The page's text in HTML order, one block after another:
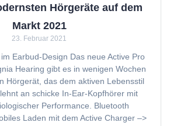
Hörgeräte auf dem
Markt 2021
23. Februar 2021
Earbud-Design Das neue Active Pro
Hearing gibt es in wenigen Wochen
Hörgerät, das dem aktiven Lebensstil
an schicke In-Ear-Kopfhörer mit
Performance. Bluetooth
Laden mit dem Active Charger –>